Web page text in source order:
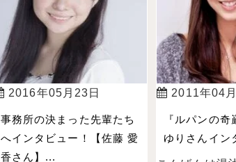
2016年05月23日
事務所の決まった先輩たち
へインタビュー！【佐藤 愛
香さん】...
2011年04
『ルパンの奇
ゆりさんイン